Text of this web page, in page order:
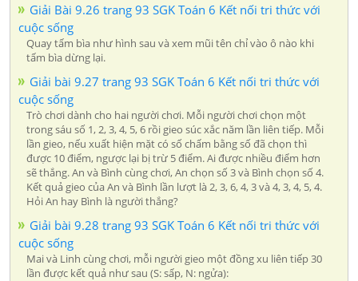
Giải Bài 9.26 trang 93 SGK Toán 6 Kết nối tri thức với
cuộc sống
Quay tấm bìa như hình sau và xem mũi tên chỉ vào ô nào khi
tấm bìa dừng lại.
Giải bài 9.27 trang 93 SGK Toán 6 Kết nối tri thức với
cuộc sống
Trò chơi dành cho hai người chơi. Mỗi người chơi chọn một
trong sáu số 1, 2, 3, 4, 5, 6 rồi gieo súc xắc năm lần liên tiếp. Mỗi
lần gieo, nếu xuất hiện mặt có số chấm bằng số đã chọn thì
được 10 điểm, ngược lại bị trừ 5 điểm. Ai được nhiều điểm hơn
sẽ thắng. An và Bình cùng chơi, An chọn số 3 và Bình chọn số 4.
Kết quả gieo của An và Bình lần lượt là 2, 3, 6, 4, 3 và 4, 3, 4, 5, 4.
Hỏi An hay Bình là người thắng?
Giải bài 9.28 trang 93 SGK Toán 6 Kết nối tri thức với
cuộc sống
Mai và Linh cùng chơi, mỗi người gieo một đồng xu liên tiếp 30
lần được kết quả như sau (S: sấp, N: ngửa):